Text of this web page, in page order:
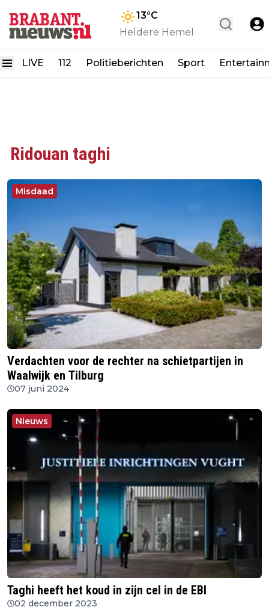
13°C
Heldere Hemel
LIVE 112 Politieberichten Sport
Ridouan taghi
Misdaad
Verdachten voor de rechter na schietpartijen in
Waalwijk en Tilburg
07 juni 2024
Nieuws
Taghi heeft het koud in zijn cel in de EBI
02 december 2023